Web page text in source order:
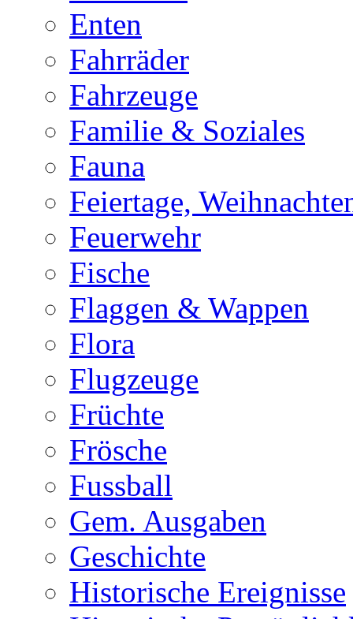
Enten
Fahrräder
Fahrzeuge
Familie & Soziales
Fauna
Feiertage,
Feuerwehr
Fische
Flaggen & Wappen
Flora
Flugzeuge
Früchte
Frösche
Fussball
Gem. Ausgaben
Geschichte
Historische Ereignisse